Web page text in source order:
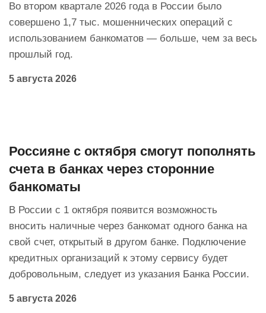
Во втором квартале 2026 года в России было
совершено 1,7 тыс. мошеннических операций с
использованием банкоматов — больше, чем за весь
прошлый год.
5 августа 2026
Россияне с октября смогут пополнять
счета в банках через сторонние
банкоматы
В России с 1 октября появится возможность
вносить наличные через банкомат одного банка на
свой счет, открытый в другом банке. Подключение
кредитных организаций к этому сервису будет
добровольным, следует из указания Банка России.
5 августа 2026